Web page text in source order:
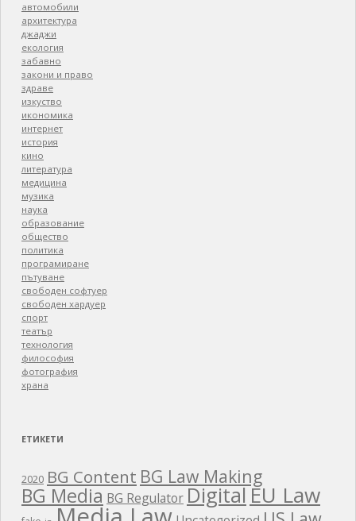
автомобили
архитектура
джаджи
екология
забавно
закони и право
здраве
изкуство
икономика
интернет
история
кино
литература
медицина
музика
наука
образование
общество
политика
програмиране
пътуване
свободен софтуер
свободен хардуер
спорт
театър
технология
философия
фотография
храна
ЕТИКЕТИ
2020 BG Content BG Law Making
BG Media BG RegulatorDigitalEU Law